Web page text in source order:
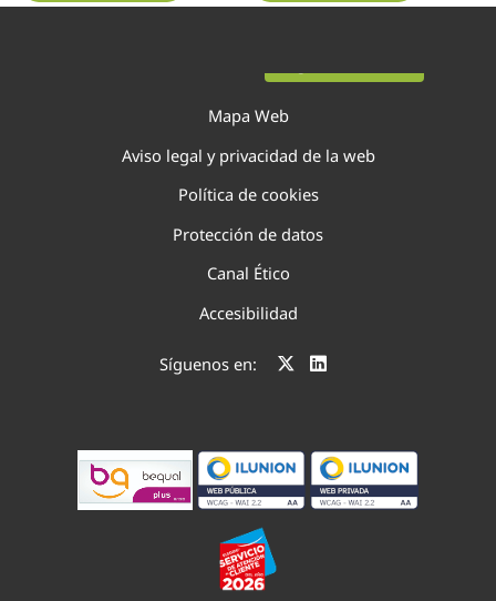
Mapa Web
Aviso legal y privacidad de la web
Política de cookies
Protección de datos
Canal Ético
Accesibilidad
Síguenos en: